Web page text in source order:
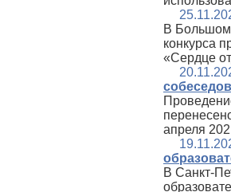
В Большом
конкурса
«Сердце
апреля
В Санкт-